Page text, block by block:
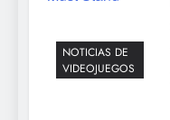
NOTICIAS DE
VIDEOJUEGOS